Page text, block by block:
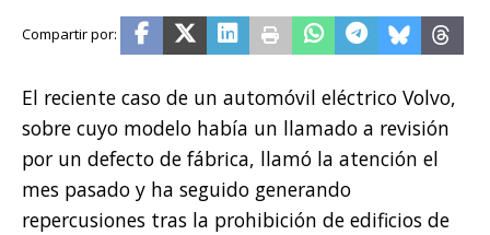
El reciente caso de un automóvil eléctrico Volvo,
sobre cuyo modelo había un llamado a revisión
por un defecto de fábrica, llamó la atención el
mes pasado y ha seguido generando
repercusiones tras la prohibición de edificios de